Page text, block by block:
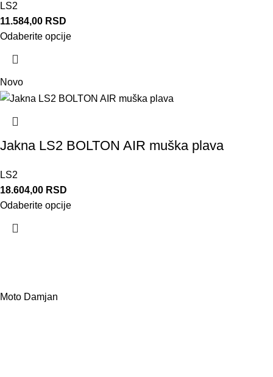
LS2
11.584,00 RSD
Odaberite opcije
Novo
Jakna LS2 BOLTON AIR muška plava
LS2
18.604,00 RSD
Odaberite opcije
Moto Damjan